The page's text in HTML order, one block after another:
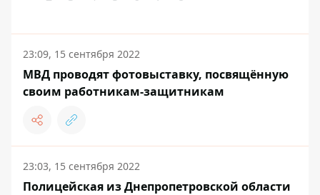
23:09, 15 сентября 2022
МВД проводят фотовыставку, посвящённую
своим работникам-защитникам
23:03, 15 сентября 2022
Полицейская из Днепропетровской области